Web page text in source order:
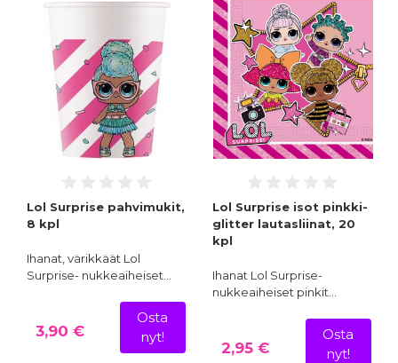
Lol Surprise pahvimukit,
8 kpl
Ihanat, värikkäät Lol
Surprise- nukkeaiheiset…
3,90 €
Osta
nyt!
Lol Surprise isot pinkki-
glitter lautasliinat, 20
kpl
Ihanat Lol Surprise-
nukkeaiheiset pinkit…
2,95 €
Osta
nyt!